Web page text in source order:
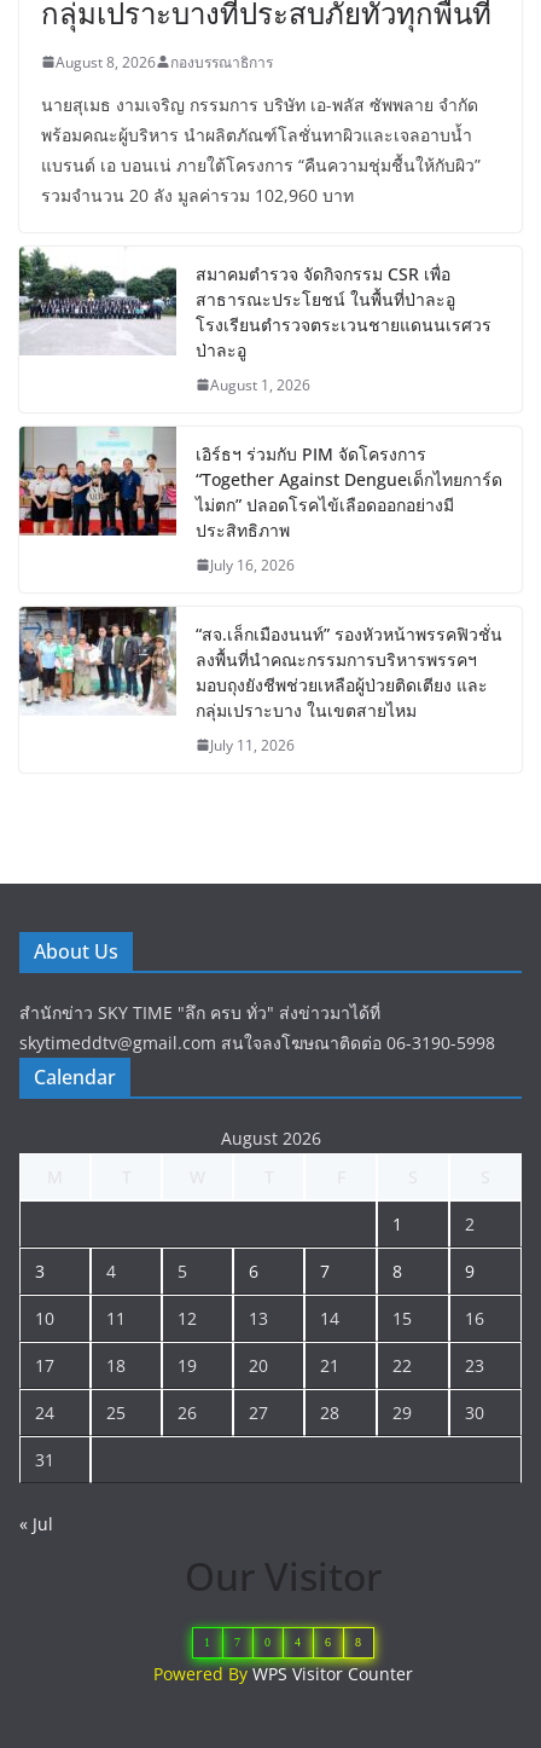
กลุ่มเปราะบางที่ประสบภัยทั่วทุกพื้นที่
August 8, 2026 กองบรรณาธิการ
นายสุเมธ งามเจริญ กรรมการ บริษัท เอ-พลัส ซัพพลาย จำกัด
พร้อมคณะผู้บริหาร นำผลิตภัณฑ์โลชั่นทาผิวและเจลอาบน้ำ
แบรนด์ เอ บอนเน่ ภายใต้โครงการ “คืนความชุ่มชื้นให้กับผิว”
รวมจำนวน 20 ลัง มูลค่ารวม 102,960 บาท
สมาคมตำรวจ จัดกิจกรรม CSR เพื่อ
สาธารณะประโยชน์ ในพื้นที่ป่าละอู
โรงเรียนตำรวจตระเวนชายแดนนเรศวร
ป่าละอู
August 1, 2026
เอิร์ธฯ ร่วมกับ PIM จัดโครงการ
“Together Against Dengueเด็กไทยการ์ด
ไม่ตก” ปลอดโรคไข้เลือดออกอย่างมี
ประสิทธิภาพ
July 16, 2026
“สจ.เล็กเมืองนนท์” รองหัวหน้าพรรคฟิวชั่น
ลงพื้นที่นำคณะกรรมการบริหารพรรคฯ
มอบถุงยังชีพช่วยเหลือผู้ป่วยติดเตียง และ
กลุ่มเปราะบาง ในเขตสายไหม
July 11, 2026
About Us
สำนักข่าว SKY TIME "ลึก ครบ ทั่ว" ส่งข่าวมาได้ที่
skytimeddtv@gmail.com สนใจลงโฆษณาติดต่อ 06-3190-5998
Calendar
August 2026
1 2
3 4 5 6 7 8 9
10 11 12 13 14 15 16
17 18 19 20 21 22 23
24 25 26 27 28 29 30
31
« Jul
Our Visitor
1 7 0 4 6 8
Powered ByWPS Visitor Counter